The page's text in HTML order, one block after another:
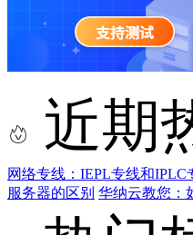
近期
网络专线：IEPL专线和IPLC
服务器的区别 华纳云教您：